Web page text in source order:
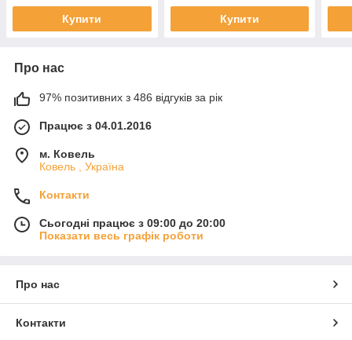
Купити Купити
Про нас
97% позитивних з 486 відгуків за рік
Працює з 04.01.2016
м. Ковель
Ковель , Україна
Контакти
Сьогодні працює з 09:00 до 20:00
Показати весь графік роботи
Про нас
Контакти